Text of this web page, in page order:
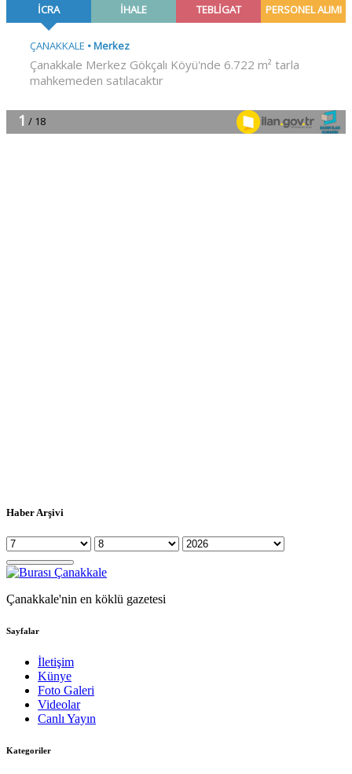
Haber Arşivi
Çanakkale'nin en köklü gazetesi
Sayfalar
İletişim
Künye
Foto Galeri
Videolar
Canlı Yayın
Kategoriler